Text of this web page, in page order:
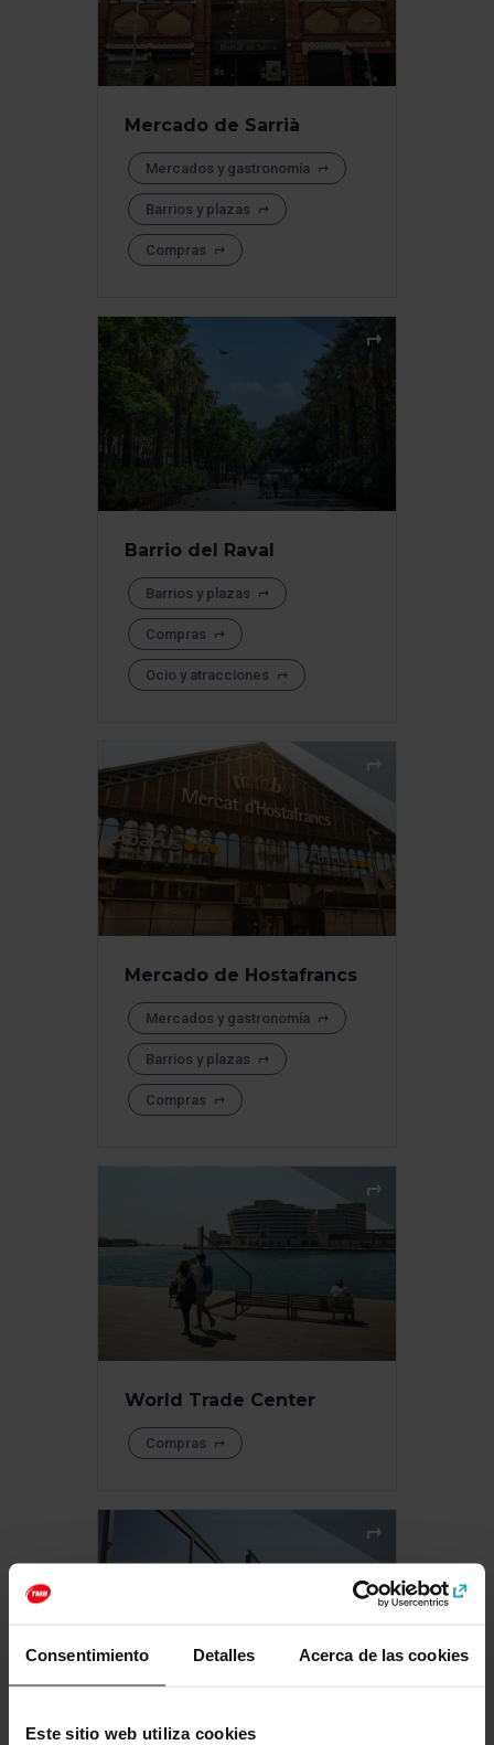
Consentimiento Detalles Acerca de las cookies
Este sitio web utiliza cookies
Mercado de Sarrià
Mercados y gastronomía
Barrios y plazas
Compras
Barrio del Raval
Barrios y plazas
Compras
Ocio y atracciones
Mercado de Hostafrancs
Mercados y gastronomía
Barrios y plazas
Compras
World Trade Center
Compras